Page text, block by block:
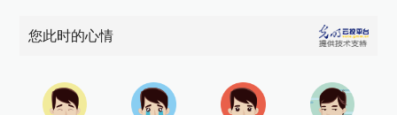
您此时的心情